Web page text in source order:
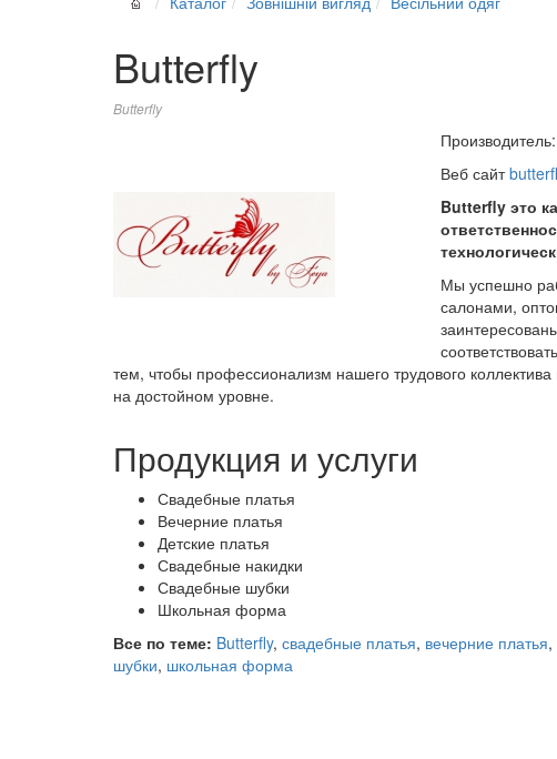
Butterfly
Butterfly
Производитель:
Веб сайт
Butterfly это
Мы успешно
салонами,
тем, чтобы профессионализм нашего трудового
на достойном уровне.
Продукция и услуги
Свадебные платья
Вечерние платья
Детские платья
Свадебные накидки
Свадебные шубки
Школьная форма
Все по теме: Butterfly, свадебные платья, вечерние платья,
шубки, школьная форма